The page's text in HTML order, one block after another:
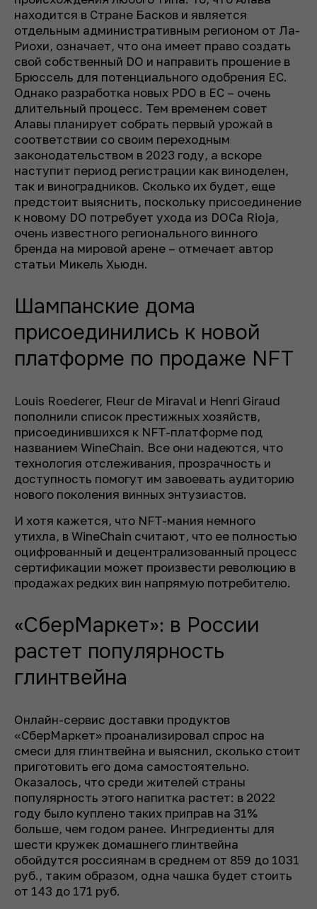
находится в Стране Басков и является
отдельным административным регионом от Ла-
Риохи, означает, что она имеет право создать
свой собственный DO и направить прошение в
Брюссель для потенциального одобрения ЕС.
Однако разработка новых PDO в ЕС – очень
длительный процесс. Тем временем совет
Алавы планирует собрать первый урожай в
соответствии со своим переходным
законодательством в 2023 году, а вскоре
наступит период регистрации как виноделен,
так и виноградников. Сколько их будет, еще
предстоит выяснить, поскольку присоединение
к новому DO потребует ухода из DOCa Rioja,
очень известного регионального винного
бренда на мировой арене – отмечает автор
статьи Микель Хьюдн.
Шампанские дома
присоединились к новой
платформе по продаже NFT
Louis Roederer, Fleur de Miraval и Henri Giraud
пополнили список престижных хозяйств,
присоединившихся к NFT-платформе под
названием WineChain. Все они надеются, что
технология отслеживания, прозрачность и
доступность помогут им завоевать аудиторию
нового поколения винных энтузиастов.
И хотя кажется, что NFT-мания немного
утихла, в WineChain считают, что ее полностью
оцифрованный и децентрализованный процесс
сертификации может произвести революцию в
продажах редких вин напрямую потребителю.
«СберМаркет»: в России
растет популярность
глинтвейна
Онлайн-сервис доставки продуктов
«СберМаркет» проанализировал спрос на
смеси для глинтвейна и выяснил, сколько стоит
приготовить его дома самостоятельно.
Оказалось, что среди жителей страны
популярность этого напитка растет: в 2022
году было куплено таких приправ на 31%
больше, чем годом ранее. Ингредиенты для
шести кружек домашнего глинтвейна
обойдутся россиянам в среднем от 859 до 1031
руб., таким образом, одна чашка будет стоить
от 143 до 171 руб.